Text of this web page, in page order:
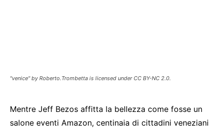
"venice" by Roberto.Trombetta is licensed under CC BY-NC 2.0.
Mentre Jeff Bezos affitta la bellezza come fosse un
salone eventi Amazon, centinaia di cittadini veneziani